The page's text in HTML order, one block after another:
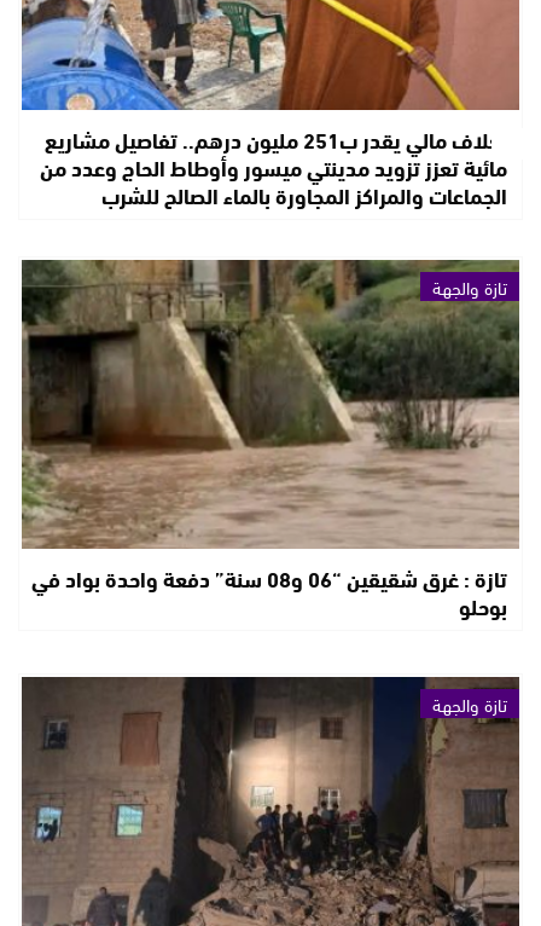
بغلاف مالي يقدر ب251 مليون درهم.. تفاصيل مشاريع
مائية تعزز تزويد مدينتي ميسور وأوطاط الحاج وعدد من
الجماعات والمراكز المجاورة بالماء الصالح للشرب
تازة والجهة
تازة : غرق شقيقين “06 و08 سنة” دفعة واحدة بواد في
بوحلو
تازة والجهة